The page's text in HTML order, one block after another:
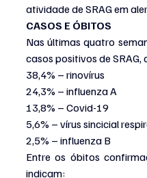
atividade de SRAG em
CASOS E ÓBITOS
Nas últimas quatro
casos positivos de SRAG,
38,4% – rinovírus
24,3% – influenza A
13,8% – Covid-19
5,6% – vírus sincicial
2,5% – influenza B
Entre os óbitos
indicam: